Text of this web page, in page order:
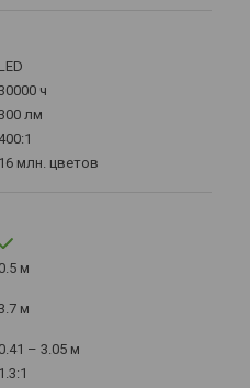
LED
ч
лм
400:1
16 млн. цветов
0.5 м
м
0.41 – 3.05 м
1.3:1